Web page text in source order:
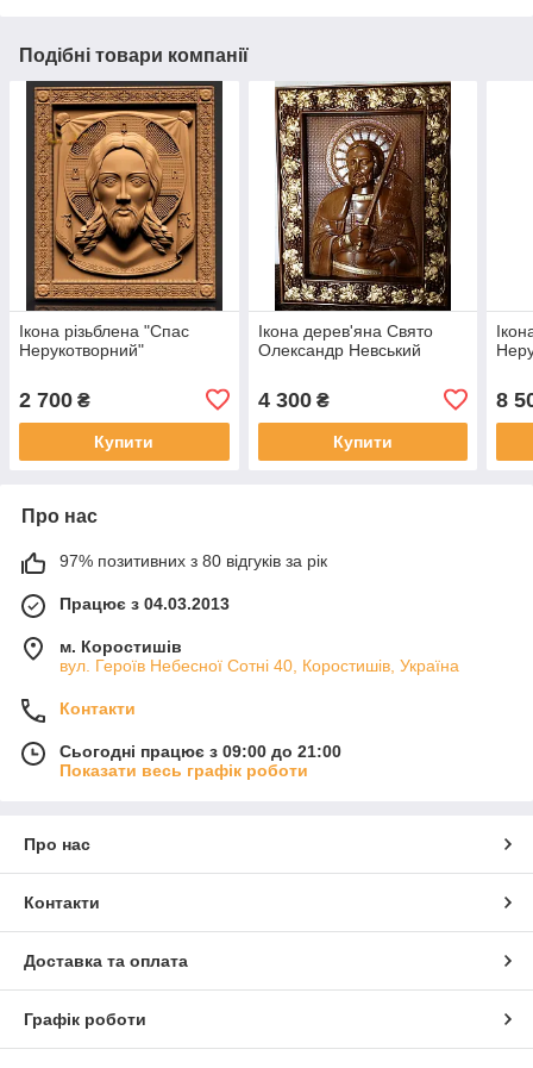
Подібні товари компанії
Ікона різьблена "Спас
Нерукотворний"
2 700 ₴
Купити
Ікона дерев'яна Свято
Олександр Невський
4 300₴
Купити
8
Про нас
97% позитивних з 80 відгуків за рік
Працює з 04.03.2013
м. Коростишів
вул. Героїв Небесної Сотні 40, Коростишів, Україна
Контакти
Сьогодні працює з 09:00 до 21:00
Показати весь графік роботи
Про нас
Контакти
Доставка та оплата
Графік роботи